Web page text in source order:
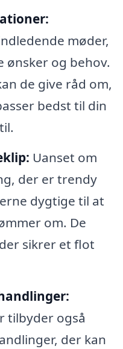
møder,
og behov.
de give råd om,
bedst til din
Uanset om
der er trendy
dygtige til at
om. De
sikrer et flot
tilbyder også
der kan